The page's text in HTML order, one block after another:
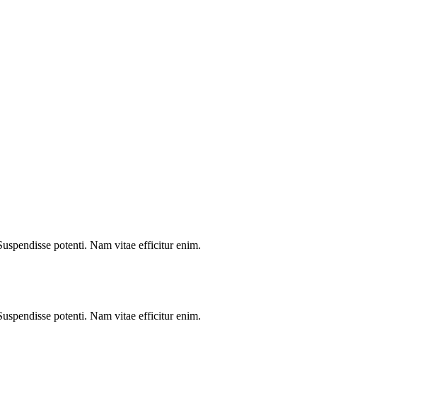
potenti. Nam vitae efficitur enim.
potenti. Nam vitae efficitur enim.